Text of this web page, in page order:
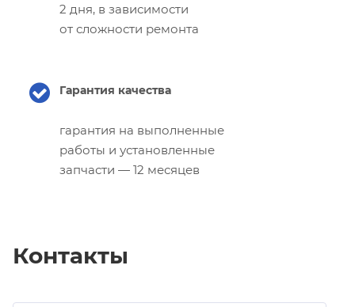
2 дня, в зависимости
от сложности ремонта
Гарантия качества
гарантия на выполненные
работы и установленные
запчасти — 12 месяцев
Контакты